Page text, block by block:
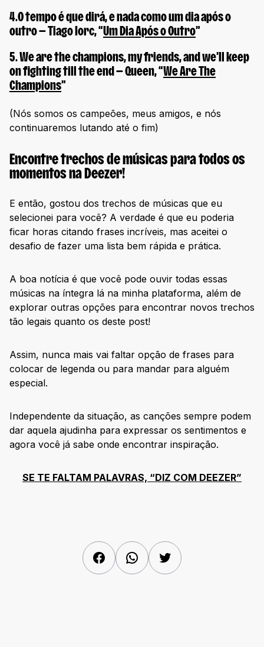
4.O tempo é que dirá, e nada como um dia após o
outro— Tiago Iorc, “Um Dia Após o Outro”
5.We are the champions, my friends, and we’ll keep
on fighting till the end— Queen, “We Are The
Champions”
(Nós somos os campeões, meus amigos, e nós
continuaremos lutando até o fim)
Encontre trechos de músicas para todos os
momentos na Deezer!
E então, gostou dos trechos de músicas que eu
selecionei para você? A verdade é que eu poderia
ficar horas citando frases incríveis, mas aceitei o
desafio de fazer uma lista bem rápida e prática.
A boa notícia é que você pode ouvir todas essas
músicas na íntegra lá na minha plataforma, além de
explorar outras opções para encontrar novos trechos
tão legais quanto os deste post!
Assim, nunca mais vai faltar opção de frases para
colocar de legenda ou para mandar para alguém
especial.
Independente da situação, as canções sempre podem
dar aquela ajudinha para expressar os sentimentos e
agora você já sabe onde encontrar inspiração.
SE TE FALTAM PALAVRAS, “DIZ COM DEEZER”
FacebookWhatsAppTwitter